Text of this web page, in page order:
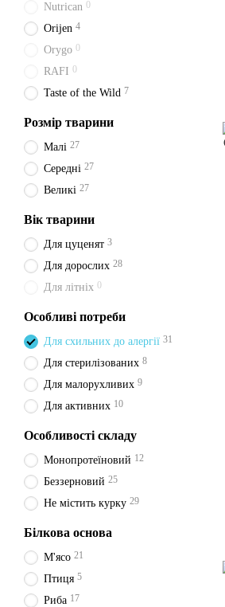
Nutrican 0
Orijen 4
Orygo 0
RAFI 0
Taste of the Wild 7
Розмір тварини
Малі 27
Середні 27
Великі 27
Вік тварини
Для цуценят 3
Для дорослих 28
Для літніх 0
Особливі потреби
Для схильних до алергії 31
Для стерилізованих 8
Для малорухливих 9
Для активних 10
Особливості складу
Монопротеїновий 12
Беззерновий 25
Не містить курку 29
Білкова основа
М'ясо 21
Птиця 5
Риба 17